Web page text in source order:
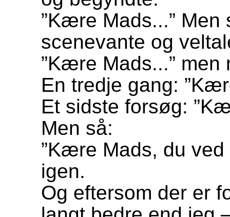
”Kære Mads...”
scenevante og
”Kære Mads...”
En tredje gang:
Et sidste forsøg:
Men så:
”Kære Mads, du
igen.
Og eftersom der er